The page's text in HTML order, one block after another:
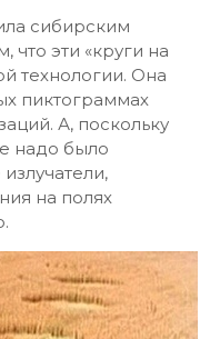
сибирским
эти «круги на
технологии. Она
пиктограммах
А, поскольку
надо было
на полях